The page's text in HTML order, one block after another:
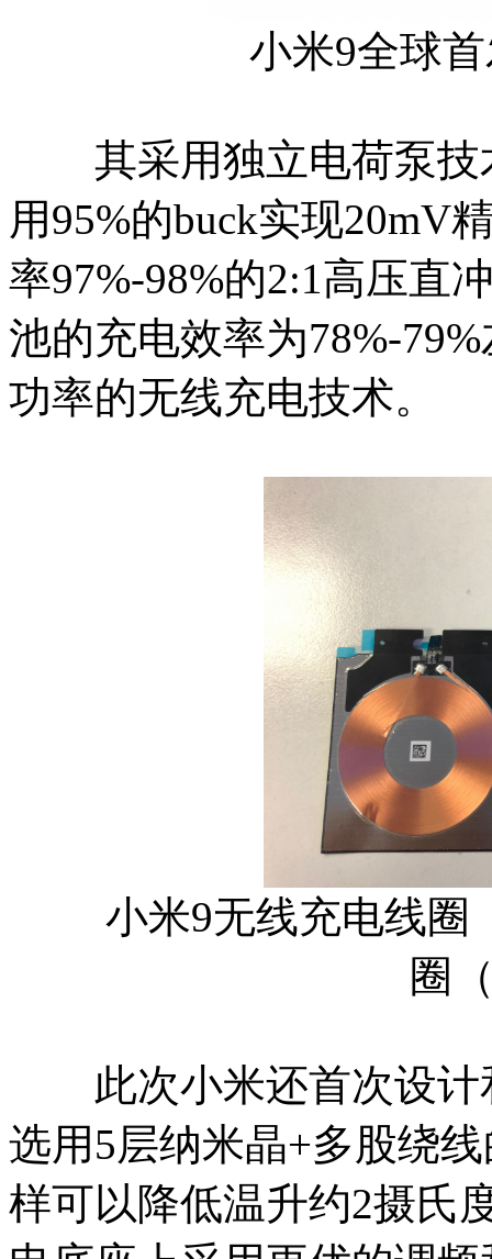
小米9全球首
其采用独立电荷泵技
用95%的buck实现20mV
率97%-98%的2:1高压直
池的充电效率为78%-
功率的无线充电技术。
小米9无线充电线圈
圈
此次小米还首次设计
选用5层纳米晶+多股绕
样可以降低温升约2摄氏